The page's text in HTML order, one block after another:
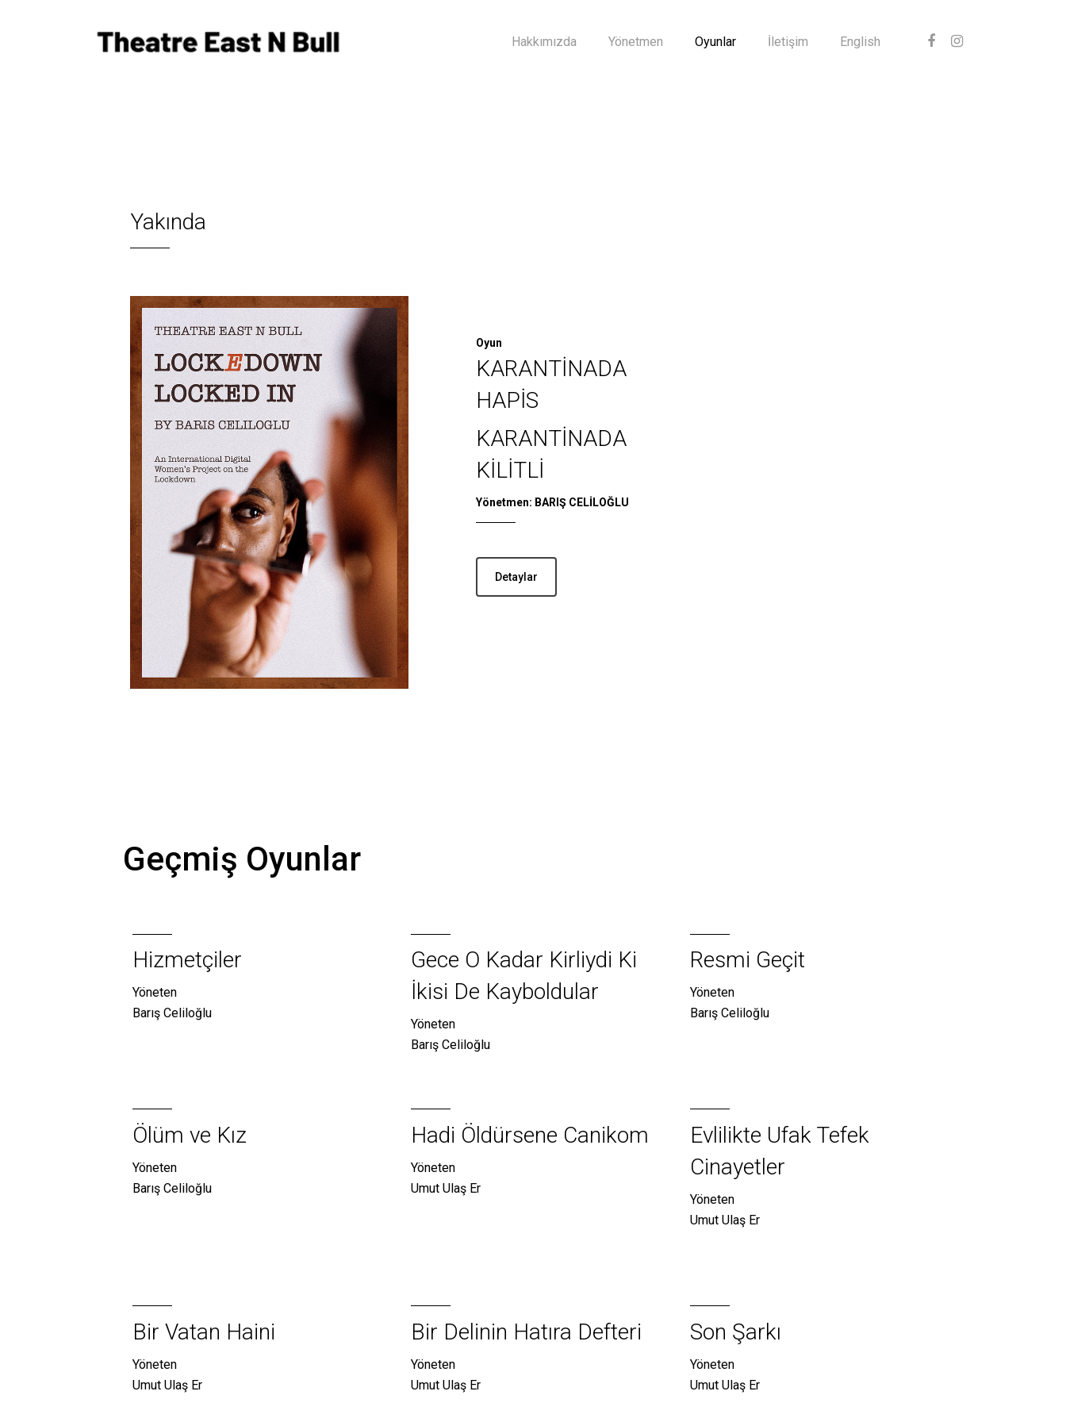
Hakkımızda Yönetmen Oyunlar İletişim English
Yakında
Oyun
KARANTİNADA
HAPİS
KARANTİNADA
KİLİTLİ
Yönetmen: BARIŞ CELİLOĞLU
Detaylar
Geçmiş Oyunlar
Hizmetçiler
Yöneten
Barış Celiloğlu
Gece O Kadar Kirliydi Ki
İkisi De Kayboldular
Yöneten
Barış Celiloğlu
Resmi Geçit
Yöneten
Barış Celiloğlu
Ölüm ve Kız
Yöneten
Barış Celiloğlu
Hadi Öldürsene Canikom
Yöneten
Umut Ulaş Er
Evlilikte Ufak Tefek
Cinayetler
Yöneten
Umut Ulaş Er
Bir Vatan Haini
Yöneten
Umut Ulaş Er
Bir Delinin Hatıra Defteri
Yöneten
Umut Ulaş Er
Son Şarkı
Yöneten
Umut Ulaş Er